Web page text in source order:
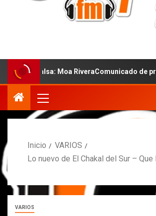
Moa RiveraComunicado de prensa
Inicio
VARIOS
Lo nuevo de El Chakal del Sur – Que
VARIOS